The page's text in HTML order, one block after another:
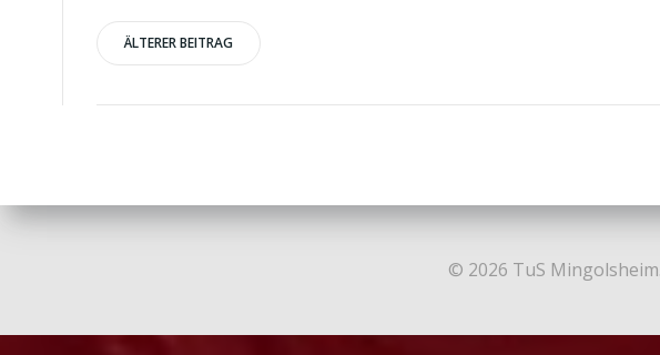
Post
navigation
ÄLTERER BEITRAG
© 2026 TuS